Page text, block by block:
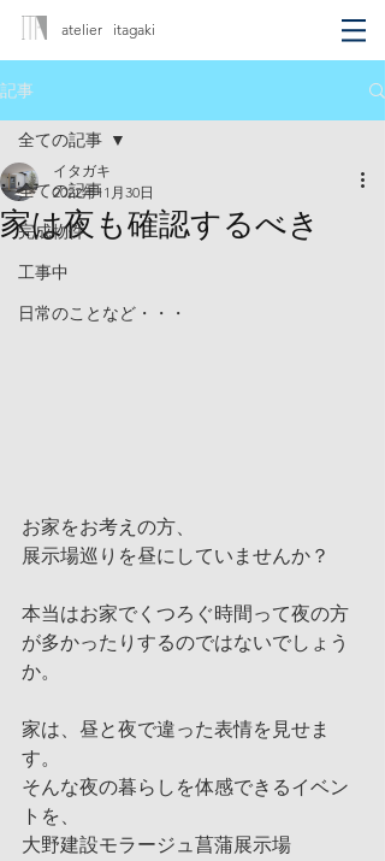
atelier itagaki
記事
全ての記事
完成物件
工事中
日常のことなど・・・
全ての記事
家は夜も確認するべき
イタガキ
2022年11月30日
お家をお考えの方、
展示場巡りを昼にしていませんか？
本当はお家でくつろぐ時間って夜の方
が多かったりするのではないでしょう
か。
家は、昼と夜で違った表情を見せま
す。
そんな夜の暮らしを体感できるイベン
トを、
大野建設モラージュ菖蒲展示場